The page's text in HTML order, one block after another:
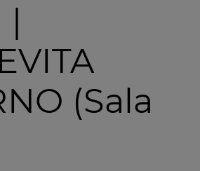
|
(Sala